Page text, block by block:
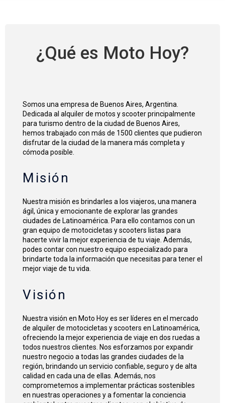
¿Qué es Moto Hoy?
Somos una empresa de Buenos Aires, Argentina.
Dedicada al alquiler de motos y scooterprincipalmente
para turismo dentro de la ciudad de Buenos Aires,
hemos trabajado con más de 1500 clientes que pudieron
disfrutar de la ciudad de la manera más completa y
cómoda posible.
Misión
Nuestra misión es brindarles a los viajeros, una manera
ágil, única y emocionante de explorar las grandes
ciudades de Latinoamérica. Para ello contamos con un
gran equipo de motocicletas y scooters listas para
hacerte vivir la mejor experiencia de tu viaje. Además,
podes contar con nuestro equipo especializado para
brindarte toda la información que necesitas para tener el
mejor viaje de tu vida.
Visión
Nuestra visión en Moto Hoy es ser líderes en el mercado
de alquiler de motocicletas y scooters en Latinoamérica,
ofreciendo la mejor experiencia de viaje en dos ruedas a
todos nuestros clientes. Nos esforzamos por expandir
nuestro negocio a todas las grandes ciudades de la
región, brindando un servicio confiable, seguro y de alta
calidad en cada una de ellas. Además, nos
comprometemos a implementar prácticas sostenibles
en nuestras operaciones y a fomentar la conciencia